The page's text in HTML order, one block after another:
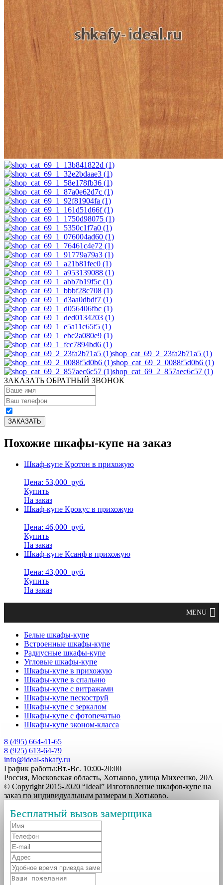
shop_cat_69_2_23fa2b71a5 (1)
shop_cat_69_2_0088f5d0b6 (1)
shop_cat_69_2_857aec6c57 (1)
ЗАКАЗАТЬ ОБРАТНЫЙ ЗВОНОК
Похожие шкафы-купе на заказ
Шкаф-купе Кротон в прихожую
Цена: 53,000 руб.
Купить
На заказ
Шкаф-купе Крокус в прихожую
Цена: 46,000 руб.
Купить
На заказ
Шкаф-купе Ксанф в прихожую
Цена: 43,000 руб.
Купить
На заказ
Белые шкафы-купе
Встроенные шкафы-купе
Радиусные шкафы-купе
Угловые шкафы-купе
Шкафы-купе в прихожую
Шкафы-купе в спальню
Шкафы-купе с витражами
Шкафы-купе пескоструй
Шкафы-купе с зеркалом
Шкафы-купе с фотопечатью
Шкафы-купе эконом-класса
8 (495) 664-41-65
8 (925) 613-64-79
info@ideal-shkafy.ru
График работы:Вт.-Вс. 10:00-20:00
Россия, Московская область, Хотьково, улица Михеенко, 20А
© Copyright 2015-2020 “Ideal” Изготовление шкафов-купе на
заказ по индивидуальным размерам в Хотьково.
Бесплатный вызов замерщика